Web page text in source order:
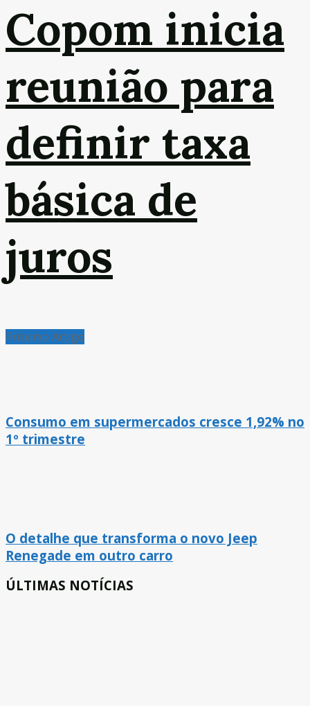
Copom inicia
reunião para
definir taxa
básica de
juros
Próximo Artigo
Consumo em supermercados cresce 1,92% no
1º trimestre
O detalhe que transforma o novo Jeep
Renegade em outro carro
ÚLTIMAS NOTÍCIAS